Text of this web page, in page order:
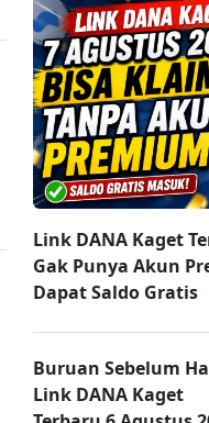
Link DANA Kaget
Gak Punya Akun
Dapat Saldo Gratis
Buruan Sebelum
Link DANA Kaget